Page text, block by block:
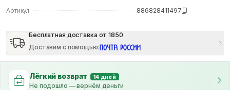
Артикул 886828411497
Бесплатная доставка от 1850
Доставим с помощью:
Лёгкий возврат 14 дней
Не подошло — вернём деньги